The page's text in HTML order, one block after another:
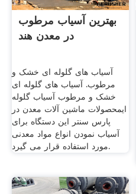
بهترین آسیاب مرطوب
در معدن هند
آسیاب های گلوله ای خشک و
مرطوب. آسیاب های گلوله ای
خشک و مرطوب آسیاب گلوله
ایمحصولات ماشین آلات معدن در
پارس سنتر این دستگاه برای
آسیاب نمودن انواع مواد معدنی
مورد استفاده قرار می گیرد.